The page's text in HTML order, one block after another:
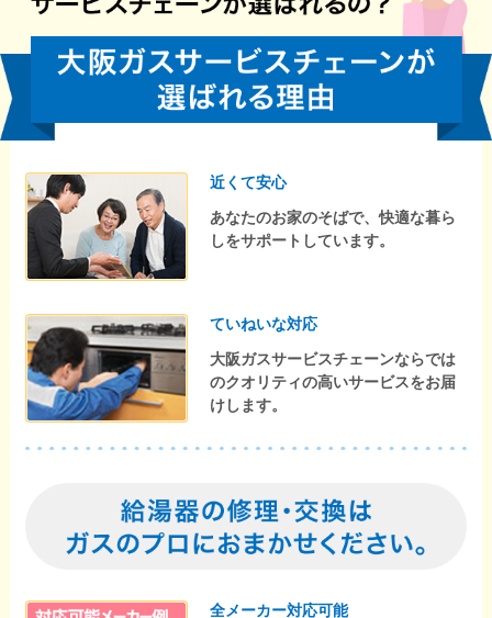
近くて安心
あなたのお家のそばで、快適な暮ら
しをサポートしています。
ていねいな対応
大阪ガスサービスチェーンならでは
のクオリティの高いサービスをお届
けします。
全メーカー対応可能